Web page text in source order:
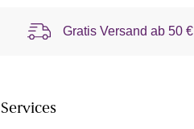
Gratis Versand ab50 €
Services